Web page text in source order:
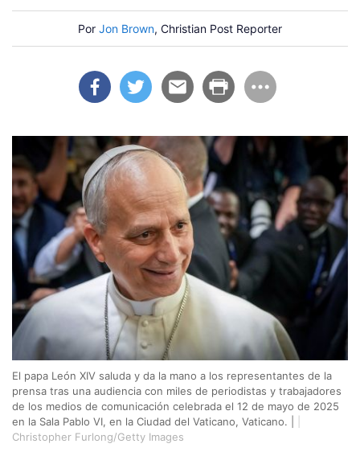
Por Jon Brown, Christian Post Reporter
El papa León XIV saluda y da la mano a los representantes de la
prensa tras una audiencia con miles de periodistas y trabajadores
de los medios de comunicación celebrada el 12 de mayo de 2025
en la Sala Pablo VI, en la Ciudad del Vaticano, Vaticano. |
Christopher Furlong/Getty Images